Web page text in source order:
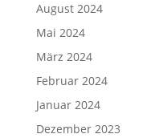
August 2024
Mai 2024
März 2024
Februar 2024
Januar 2024
Dezember 2023